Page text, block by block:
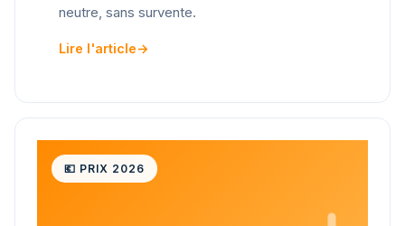
neutre, sans survente.
Lire l'article→
💶 PRIX 2026